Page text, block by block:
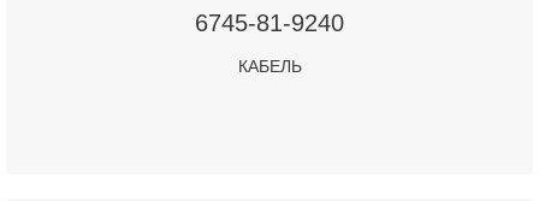
6745-81-9240
КАБЕЛЬ